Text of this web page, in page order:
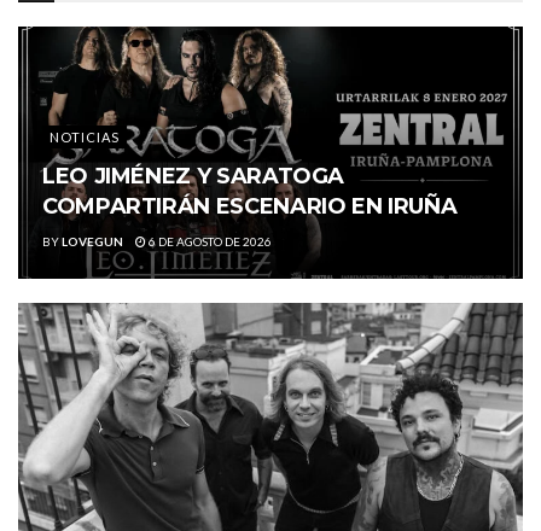
NOTICIAS
LEO JIMÉNEZ Y SARATOGA
COMPARTIRÁN ESCENARIO EN IRUÑA
BYLOVEGUN 6 DE AGOSTO DE 2026